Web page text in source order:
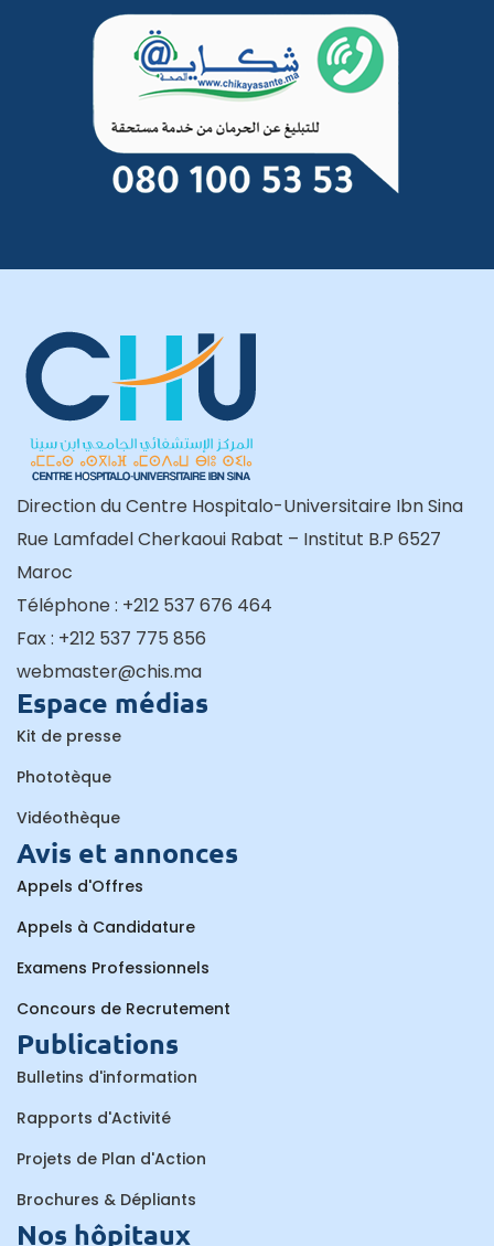
Direction du Centre Hospitalo-Universitaire Ibn Sina
Rue Lamfadel Cherkaoui Rabat – Institut B.P 6527
Maroc
Téléphone : +212 537 676 464
Fax : +212 537 775 856
webmaster@chis.ma
Espace médias
Kit de presse
Phototèque
Vidéothèque
Avis et annonces
Appels d'Offres
Appels à Candidature
Examens Professionnels
Concours de Recrutement
Publications
Bulletins d'information
Rapports d'Activité
Projets de Plan d'Action
Brochures & Dépliants
Nos hôpitaux